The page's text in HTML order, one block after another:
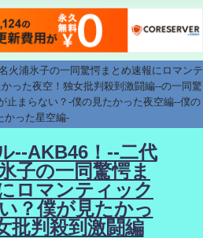
火浦氷子の一同驚愕まとめ速報にロマンテ
った夜空！独女批判殺到激闘編--の一同驚
止まらない？-僕の見たかった夜空編--僕の
かった星空編-
--AKB46！--二代
子の一同驚愕ま
ロマンティック
？僕が見たかっ
批判殺到激闘編